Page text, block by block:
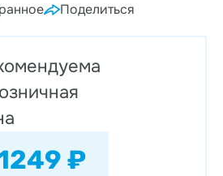
Поделиться
₽